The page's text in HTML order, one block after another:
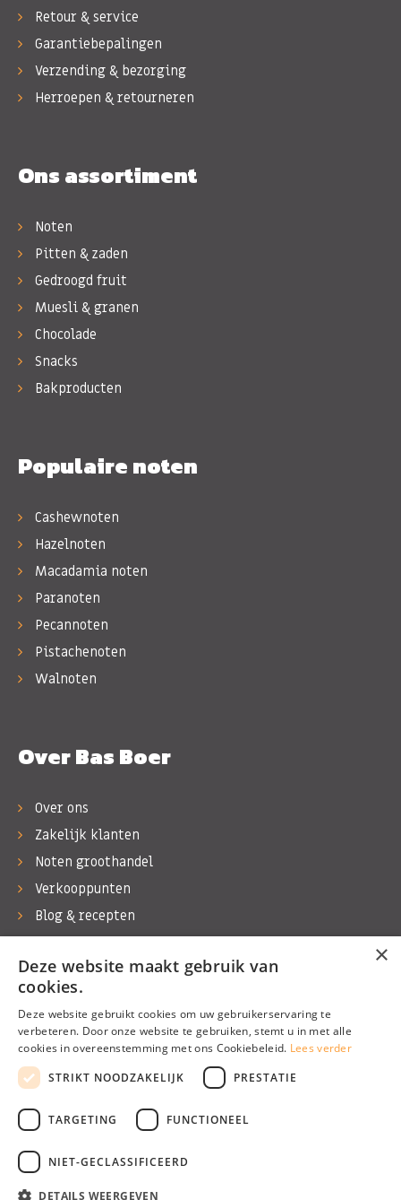
Retour & service
Garantiebepalingen
Verzending & bezorging
Herroepen & retourneren
Ons assortiment
Noten
Pitten & zaden
Gedroogd fruit
Muesli & granen
Chocolade
Snacks
Bakproducten
Populaire noten
Cashewnoten
Hazelnoten
Macadamia noten
Paranoten
Pecannoten
Pistachenoten
Walnoten
Over Bas Boer
Over ons
Zakelijk klanten
Noten groothandel
Verkooppunten
Blog & recepten
Werken bij Bas Boer Noten
Contact
©1974 - 2026 Bas Boer Noten
×
Deze website maakt gebruik van
cookies.
Deze website gebruikt cookies om uw gebruikerservaring te
verbeteren. Door onze website te gebruiken, stemt u in met alle
cookies in overeenstemming met ons Cookiebeleid. Lees verder
STRIKT NOODZAKELIJK
PRESTATIE
TARGETING FUNCTIONEEL
NIET-GECLASSIFICEERD
DETAILS WEERGEVEN